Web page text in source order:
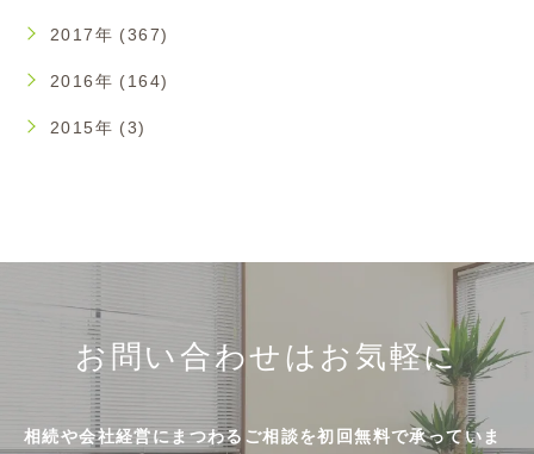
2017年 (367)
2016年 (164)
2015年 (3)
お問い合わせはお気軽に
相続や会社経営にまつわるご相談を初回無料で承っていま